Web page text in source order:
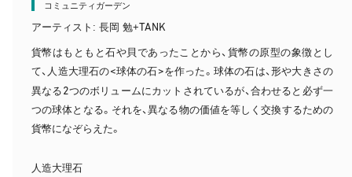
コミュニティガーデン
アーティスト: 長岡 勉+TANK
貨幣はもともと石や貝であったことから、貨幣の原型の象徴とし
て、人造大理石の<球体の石>を作った。球体の石は、形や大きさの
異なる 2つのボリュームにカットされているが、合わせると必ず一
つの球体となる。それを、異なる物の価値を等しく交換するための
貨幣になぞらえた。
人造大理石